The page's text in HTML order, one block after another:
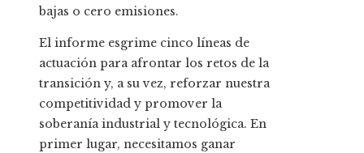
bajas o cero emisiones.
El informe esgrime cinco líneas de
actuación para afrontar los retos de la
transición y, a su vez, reforzar nuestra
competitividad y promover la
soberanía industrial y tecnológica. En
primer lugar, necesitamos ganar